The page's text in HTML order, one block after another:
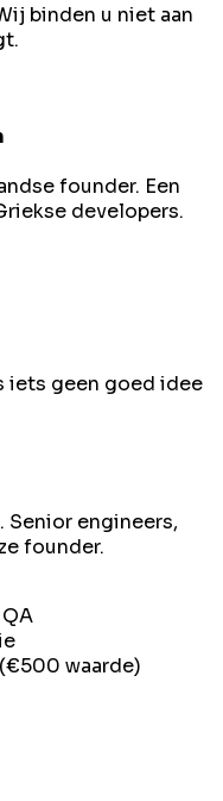
binden u niet aan
founder. Een
developers.
iets geen goed idee
Senior engineers,
founder.
waarde)